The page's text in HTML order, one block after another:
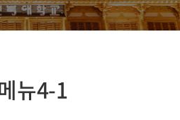
뉴4-1